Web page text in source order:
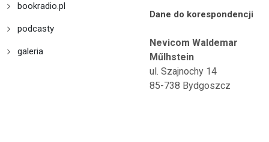
bookradio.pl
podcasty
galeria
Dane do korespondencji
Nevicom Waldemar
Műlhstein
ul. Szajnochy 14
85-738 Bydgoszcz